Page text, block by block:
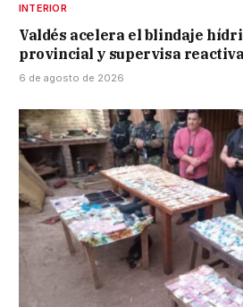
INTERIOR
Valdés acelera el blindaje
provincial y supervisa
6 de agosto de 2026